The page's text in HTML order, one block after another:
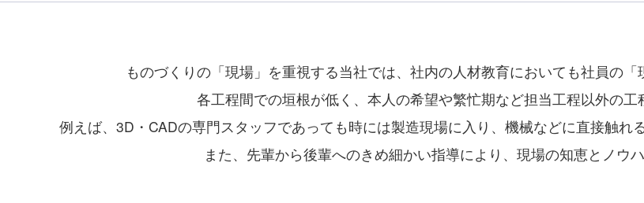
ものづくりの「現場」を重視する当社では、社内の人材教育においても社員の「
各工程間での垣根が低く、本人の希望や繁忙期など担当工程以外の工
例えば、3D・CADの専門スタッフであっても時には製造現場に入り、機械などに直接触れ
また、先輩から後輩へのきめ細かい指導により、現場の知恵とノウ